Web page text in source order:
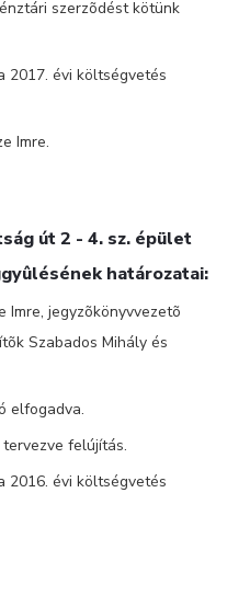
szerzõdést kötünk
2017. évi költségvetés
Imre.
út 2 - 4. sz. épület
határozatai:
Imre, jegyzõkönyvvezetõ
Szabados Mihály és
elfogadva.
felújítás.
2016. évi költségvetés